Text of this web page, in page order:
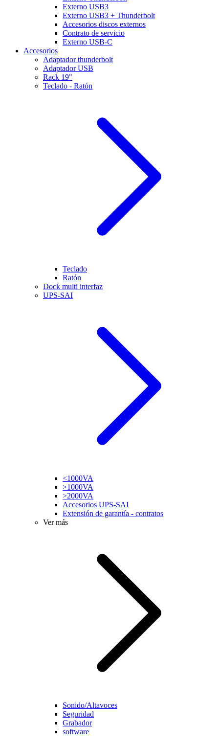
Externo USB3
Externo USB3 + Thunderbolt
Accesorios discos externos
Contrato de servicio
Externo USB-C
Accesorios
Adaptador thunderbolt
Adaptador USB
Rack 19"
Teclado - Ratón
Teclado
Ratón
Dock multi interfaz
UPS-SAI
<1000VA
>1000VA
>2000VA
Accesorios UPS-SAI
Extensión de garantía - contratos
Ver más
Sonido/Altavoces
Seguridad
Grabador
software